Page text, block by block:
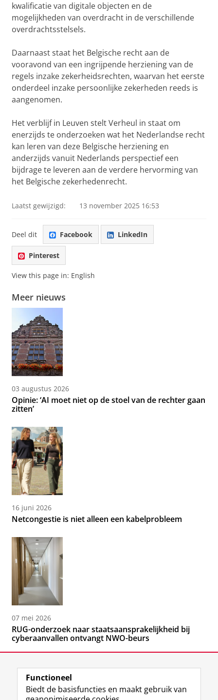
kwalificatie van digitale objecten en de
mogelijkheden van overdracht in de verschillende
overdrachtsstelsels.
Daarnaast staat het Belgische recht aan de
vooravond van een ingrijpende herziening van de
regels inzake zekerheidsrechten, waarvan het eerste
onderdeel inzake persoonlijke zekerheden reeds is
aangenomen.
Het verblijf in Leuven stelt Verheul in staat om
enerzijds te onderzoeken wat het Nederlandse recht
kan leren van deze Belgische herziening en
anderzijds vanuit Nederlands perspectief een
bijdrage te leveren aan de verdere hervorming van
het Belgische zekerhedenrecht.
Laatst gewijzigd: 13 november 2025 16:53
Deel dit Facebook LinkedIn
Pinterest
View this page in: English
Meer nieuws
03 augustus 2026
Opinie: ‘AI moet niet op de stoel van de rechter gaan
zitten’
16 juni 2026
Netcongestie is niet alleen een kabelprobleem
07 mei 2026
RUG-onderzoek naar staatsaansprakelijkheid bij
cyberaanvallen ontvangt NWO-beurs
Functioneel
Biedt de basisfuncties en maakt gebruik van